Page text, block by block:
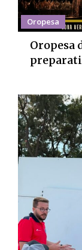
Oropesa
Oropesa